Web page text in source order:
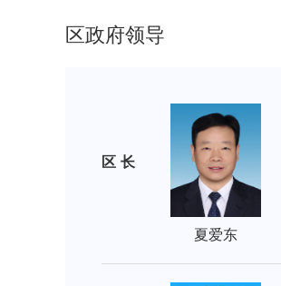
区政府领导
区长
夏爱东